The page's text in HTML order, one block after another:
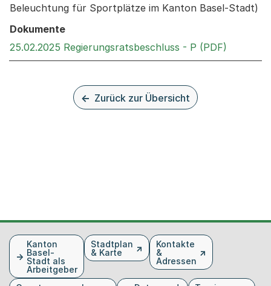
Beleuchtung für Sportplätze im Kanton Basel-Stadt)
Dokumente
25.02.2025 Regierungsratsbeschluss - P (PDF)
Zurück zur Übersicht
FusszeileKanton
Basel-
Stadt als
Arbeitgeber
Stadtplan
& Karte
Kontakte
&
Adressen